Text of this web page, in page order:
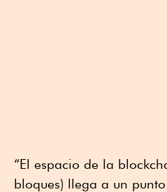
“El espacio de la
bloques) llega a un